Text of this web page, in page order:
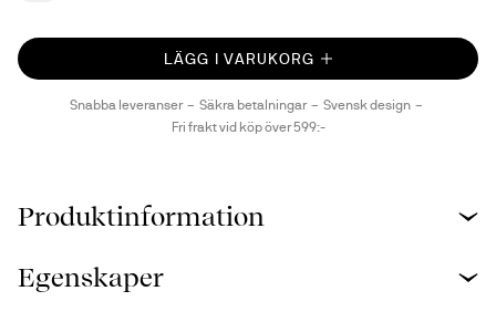
LÄGG I VARUKORG
Snabba leveranser Säkra betalningar
Svensk design
Fri frakt vid köp över 599:-
Produktinformation
Egenskaper